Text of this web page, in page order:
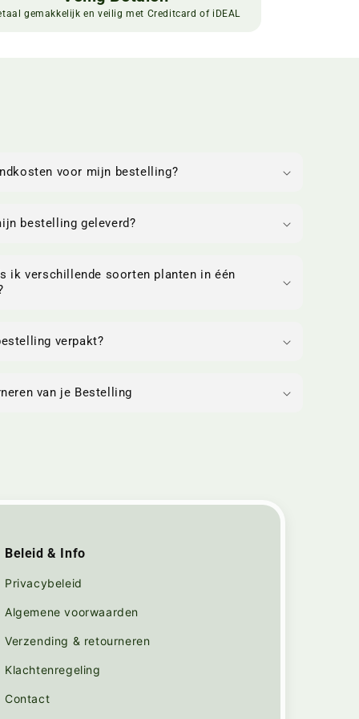
gemakkelijk en veilig met Creditcard of iDEAL
voor mijn bestelling?
bestelling geleverd?
ik verschillende soorten planten in één
verpakt?
van je Bestelling
Beleid & Info
Privacybeleid
Algemene voorwaarden
Verzending & retourneren
Klachtenregeling
Contact